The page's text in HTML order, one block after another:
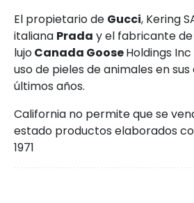
El propietario de Gucci, Kering
italiana Prada y el fabricante
lujoCanada GooseHoldings
uso de pieles de animales en
últimos años.
California no permite que se
estado productos elaborados
1971